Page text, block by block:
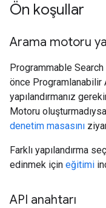
Ön koşullar
Arama motoru
Programmable
önce Programlanabilir
yapılandırmanız
Motoru
denetim masasını
Farklı yapılandırma
edinmek için eğitimi
API anahtarı